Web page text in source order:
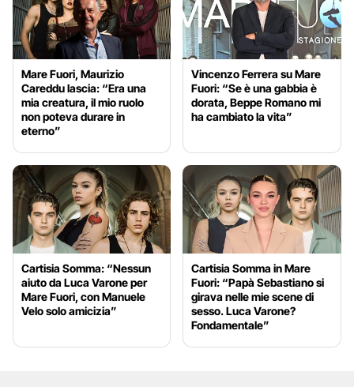
Mare Fuori, Maurizio
Careddu lascia: “Era una
mia creatura, il mio ruolo
non poteva durare in
eterno”
Vincenzo Ferrera su Mare
Fuori: “Se è una gabbia è
dorata, Beppe Romano mi
ha cambiato la vita”
Cartisia Somma: “Nessun
aiuto da Luca Varone per
Mare Fuori, con Manuele
Velo solo amicizia”
Cartisia Somma in Mare
Fuori: “Papà Sebastiano si
girava nelle mie scene di
sesso. Luca Varone?
Fondamentale”